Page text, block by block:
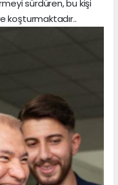
sürdüren, bu kişi
koşturmaktadır..